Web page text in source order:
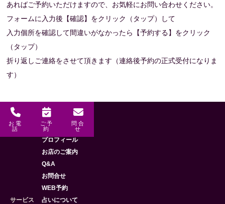
あればご予約いただけますので、お気軽にお問い合わせください。
フォームに入力後【確認】をクリック（タップ）して
入力個所を確認して間違いがなかったら【予約する】をクリック
（タップ）
折り返しご連絡をさせて頂きます（連絡後予約の正式受付になりま
す）
お電
話
ご予
約
問合
せ
メニュー
HOME
プロフィール
お店のご案内
Q&A
お問合せ
WEB予約
サービス
占いについて